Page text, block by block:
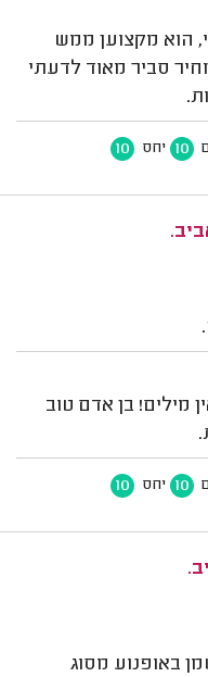
הוא מקצוען ממש
סביר מאוד לדעתי
10 יחס 10
מילים! בן אדם טוב
10 יחס 10
באופנוע מסוג